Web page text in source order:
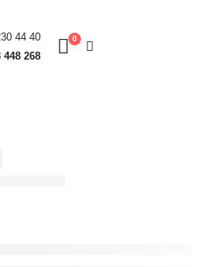
44 40
448 268
0